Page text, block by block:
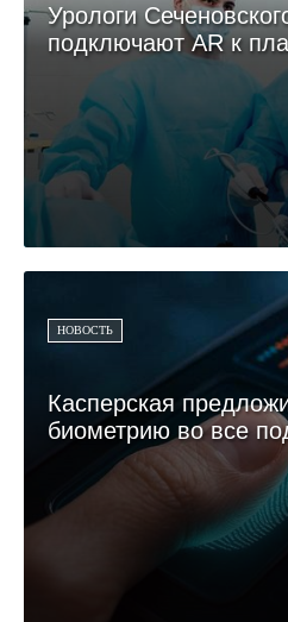
Урологи
подключают AR к
НОВОСТЬ
Касперская
биометрию во все